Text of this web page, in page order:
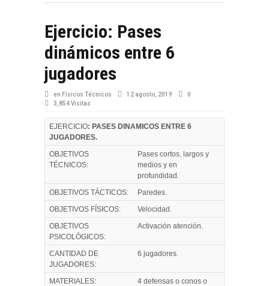
Ejercicio: Pases
dinámicos entre 6
jugadores
en Físicos Técnicos 12 agosto, 2019
0
3,854 Visitas
EJERCICIO: PASES DINAMICOS ENTRE 6
JUGADORES.
OBJETIVOS
TÉCNICOS:
Pases cortos, largos y
medios y en
profundidad.
OBJETIVOS TÁCTICOS:
Paredes.
OBJETIVOS FÍSICOS:
Velocidad.
OBJETIVOS
PSICOLÓGICOS:
Activación atención.
CANTIDAD DE
JUGADORES:
6 jugadores.
MATERIALES:
4 defensas o conos o